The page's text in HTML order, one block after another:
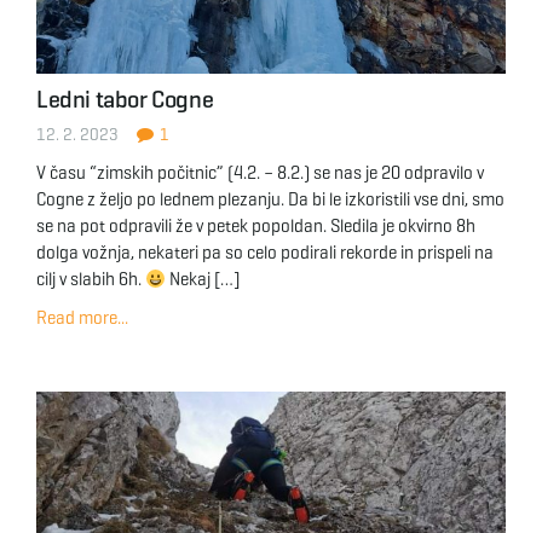
Ledni tabor Cogne
12. 2. 2023 1
V času “zimskih počitnic” (4.2. – 8.2.) se nas je 20 odpravilo v
Cogne z željo po lednem plezanju. Da bi le izkoristili vse dni, smo
se na pot odpravili že v petek popoldan. Sledila je okvirno 8h
dolga vožnja, nekateri pa so celo podirali rekorde in prispeli na
cilj v slabih 6h.
Nekaj […]
Read more...